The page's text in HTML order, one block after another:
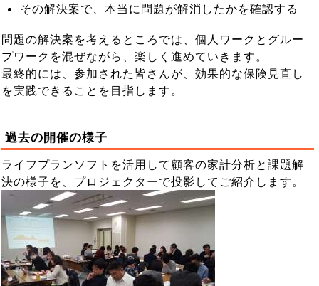
その解決案で、本当に問題が解消したかを確認する
問題の解決案を考えるところでは、個人ワークとグルー
プワークを混ぜながら、楽しく進めていきます。
最終的には、参加された皆さんが、効果的な保険見直し
を実践できることを目指します。
過去の開催の様子
ライフプランソフトを活用して顧客の家計分析と課題解
決の様子を、プロジェクターで投影してご紹介します。